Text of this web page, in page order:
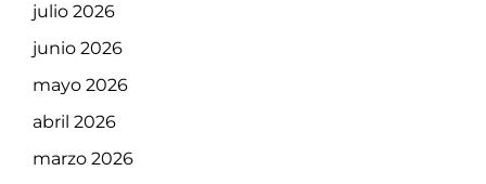
julio 2026
junio 2026
mayo 2026
abril 2026
marzo 2026